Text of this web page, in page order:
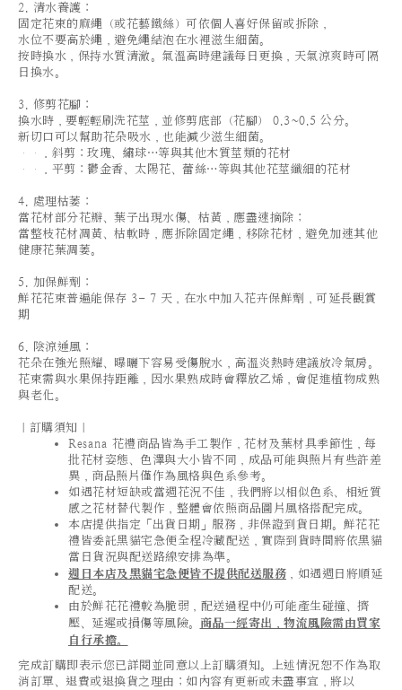
2. 清水養護：
固定花束的麻繩（或花藝鐵絲）可依個人喜好保留或拆除，
水位不要高於繩，避免繩結泡在水裡滋生細菌。
按時換水，保持水質清澈。氣溫高時建議每日更換，天氣涼爽時可隔
日換水。
3. 修剪花腳：
換水時，要輕輕刷洗花莖，並修剪底部（花腳） 0.3~0.5 公分。
新切口可以幫助花朵吸水，也能減少滋生細菌。
．斜剪：玫瑰、繡球…等與其他木質莖類的花材
．平剪：鬱金香、太陽花、蕾絲…等與其他花莖纖細的花材
4. 處理枯萎：
當花材部分花瓣、葉子出現水傷、枯黃，應盡速摘除；
當整枝花材凋黃、枯軟時，應拆除固定繩，移除花材，避免加速其他
健康花葉凋萎。
5. 加保鮮劑：
鮮花花束普遍能保存 3- 7 天，在水中加入花卉保鮮劑，可延長觀賞
期
6. 陰涼通風：
花朵在強光照耀、曝曬下容易受傷脫水，高溫炎熱時建議放冷氣房。
花束需與水果保持距離，因水果熟成時會釋放乙烯，會促進植物成熟
與老化。
｜訂購須知｜
Resana 花禮商品皆為手工製作，花材及葉材具季節性，每
批花材姿態、色澤與大小皆不同，成品可能與照片有些許差
異，商品照片僅作為風格與色系參考。
如遇花材短缺或當週花況不佳，我們將以相似色系、相近質
感之花材替代製作，整體會依照商品圖片風格搭配完成。
本店提供指定「出貨日期」服務，非保證到貨日期。鮮花花
禮皆委託黑貓宅急便全程冷藏配送，實際到貨時間將依黑貓
當日貨況與配送路線安排為準。
週日本店及黑貓宅急便皆不提供配送服務 ，如遇週日將順延
配送。
由於鮮花花禮較為脆弱，配送過程中仍可能產生碰撞、擠
壓、延遲或損傷等風險。 商品一經寄出，物流風險需由買家
自行承擔。
完成訂購即表示您已詳閱並同意以上訂購須知。上述情況恕不作為取
消訂單、退費或退換貨之理由；如內容有更新或未盡事宜，將以